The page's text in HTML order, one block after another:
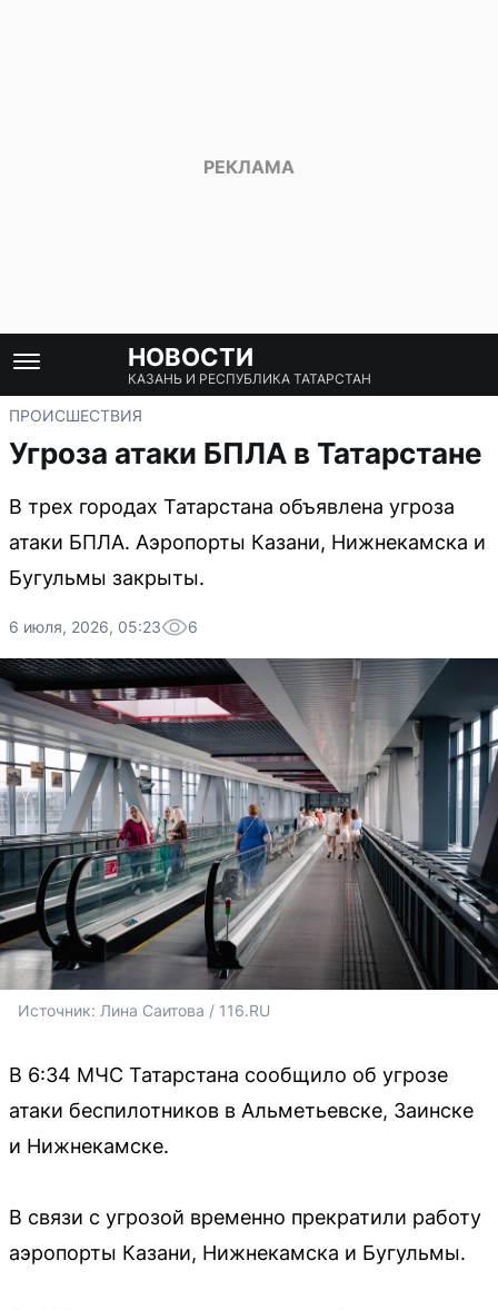
НОВОСТИ
КАЗАНЬ И РЕСПУБЛИКА ТАТАРСТАН
ПРОИСШЕСТВИЯ
Угроза атаки БПЛА в Татарстане
В трех городах Татарстана объявлена угроза
атаки БПЛА. Аэропорты Казани, Нижнекамска и
Бугульмы закрыты.
6 июля, 2026, 05:23 6
Источник: Лина Саитова / 116.RU
В 6:34 МЧС Татарстана сообщило об угрозе
атаки беспилотников в Альметьевске, Заинске
и Нижнекамске.
В связи с угрозой временно прекратили работу
аэропорты Казани, Нижнекамска и Бугульмы.